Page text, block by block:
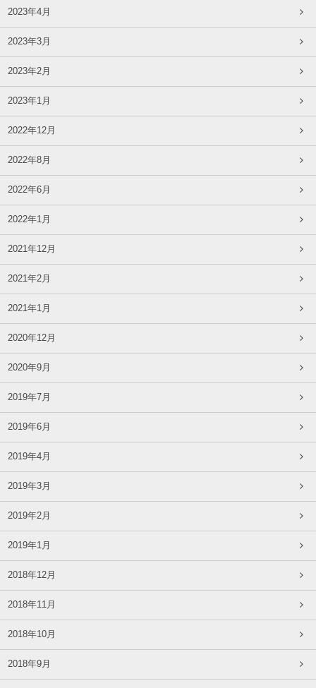
2023年4月
2023年3月
2023年2月
2023年1月
2022年12月
2022年8月
2022年6月
2022年1月
2021年12月
2021年2月
2021年1月
2020年12月
2020年9月
2019年7月
2019年6月
2019年4月
2019年3月
2019年2月
2019年1月
2018年12月
2018年11月
2018年10月
2018年9月